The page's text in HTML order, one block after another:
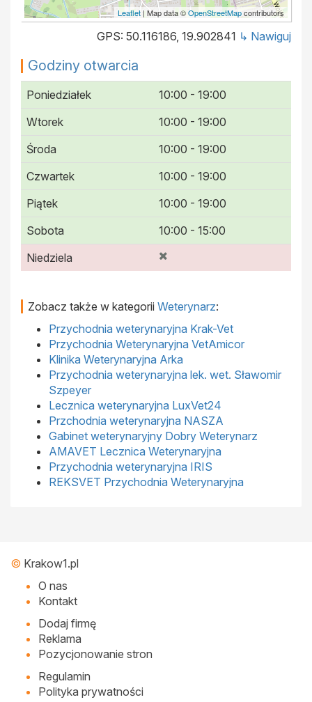
Leaflet | Map data ©OpenStreetMapcontributors
GPS: 50.116186, 19.902841 ↳ Nawiguj
Godziny otwarcia
Poniedziałek
10:00 - 19:00
Wtorek
10:00 - 19:00
Środa
10:00 - 19:00
Czwartek
10:00 - 19:00
Piątek
10:00 - 19:00
Sobota
10:00 - 15:00
Niedziela
Zobacz także w kategorii Weterynarz:
Przychodnia weterynaryjna Krak-Vet
Przychodnia Weterynaryjna VetAmicor
Klinika Weterynaryjna Arka
Przychodnia weterynaryjna lek. wet. Sławomir
Szpeyer
Lecznica weterynaryjna LuxVet24
Przchodnia weterynaryjna NASZA
Gabinet weterynaryjny Dobry Weterynarz
AMAVET Lecznica Weterynaryjna
Przychodnia weterynaryjna IRIS
REKSVET Przychodnia Weterynaryjna
© Krakow1.pl
O nas
Kontakt
Dodaj firmę
Reklama
Pozycjonowanie stron
Regulamin
Polityka prywatności